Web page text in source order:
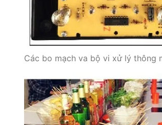
Các bo mạch va bộ vi xử lý thông